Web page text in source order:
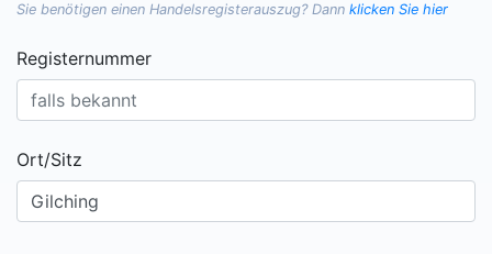
Sie benötigen einen Handelsregisterauszug? Dann klicken Sie hier
Registernummer
Ort/Sitz